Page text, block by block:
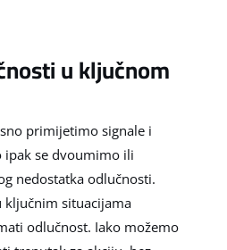
u ključnom
primijetimo signale i
ipak se dvoumimo ili
nedostatka odlučnosti.
ključnim situacijama
odlučnost. Iako možemo